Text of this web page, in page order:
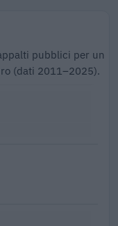
pubblici per un
(dati 2011–2025).